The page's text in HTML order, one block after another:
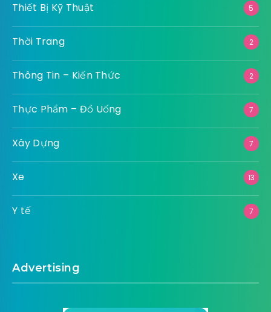
Thiết Bị Kỹ Thuật 5
Thời Trang 2
Thông Tin – Kiến Thức 2
Thực Phẩm – Đồ Uống 7
Xây Dựng 7
Xe 13
Y tế 7
Advertising